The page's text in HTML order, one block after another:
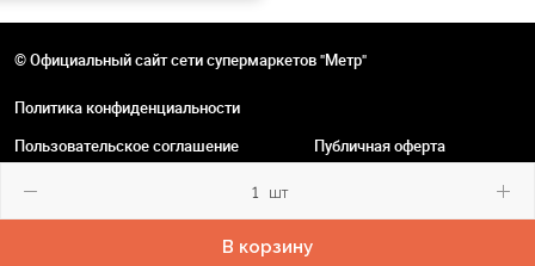
шт
В корзину
© Официальный сайт сети супермаркетов "Метр"
Политика конфиденциальности
Пользовательское соглашение
Публичная оферта